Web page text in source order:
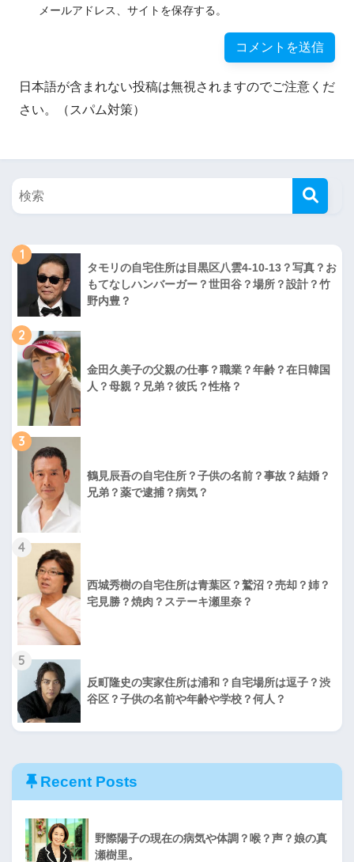
メールアドレス、サイトを保存する。
日本語が含まれない投稿は無視されますのでご注意くだ
さい。（スパム対策）
1
タモリの自宅住所は目黒区八雲4-10-13？写真？お
もてなしハンバーガー？世田谷？場所？設計？竹
野内豊？
2
金田久美子の父親の仕事？職業？年齢？在日韓国
人？母親？兄弟？彼氏？性格？
3
鶴見辰吾の自宅住所？子供の名前？事故？結婚？
兄弟？薬で逮捕？病気？
4
西城秀樹の自宅住所は青葉区？鷲沼？売却？姉？
宅見勝？焼肉？ステーキ瀬里奈？
5
反町隆史の実家住所は浦和？自宅場所は逗子？渋
谷区？子供の名前や年齢や学校？何人？
Recent Posts
野際陽子の現在の病気や体調？喉？声？娘の真
瀬樹里。